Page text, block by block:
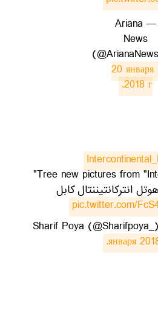
— Ariana
News
20 января
2018 г.
Tree new pictures from
انترکانتیننتال کابل
pic.twitter.com/
января